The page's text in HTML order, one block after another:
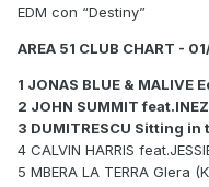
EDM con “Destiny”
AREA 51 CLUB CHART -
1 JONAS BLUE & MALIVE
2 JOHN SUMMIT
3 DUMITRESCU Sitting
4 CALVIN HARRIS
5 MBERA LA TERRA Glera